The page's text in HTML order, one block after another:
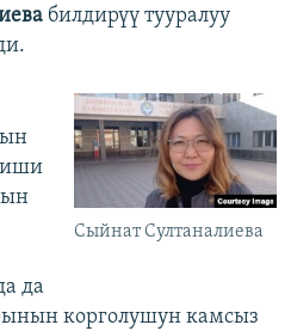
билдирүү тууралуу
Сыйнат Султаналиева
да
корголушун камсыз